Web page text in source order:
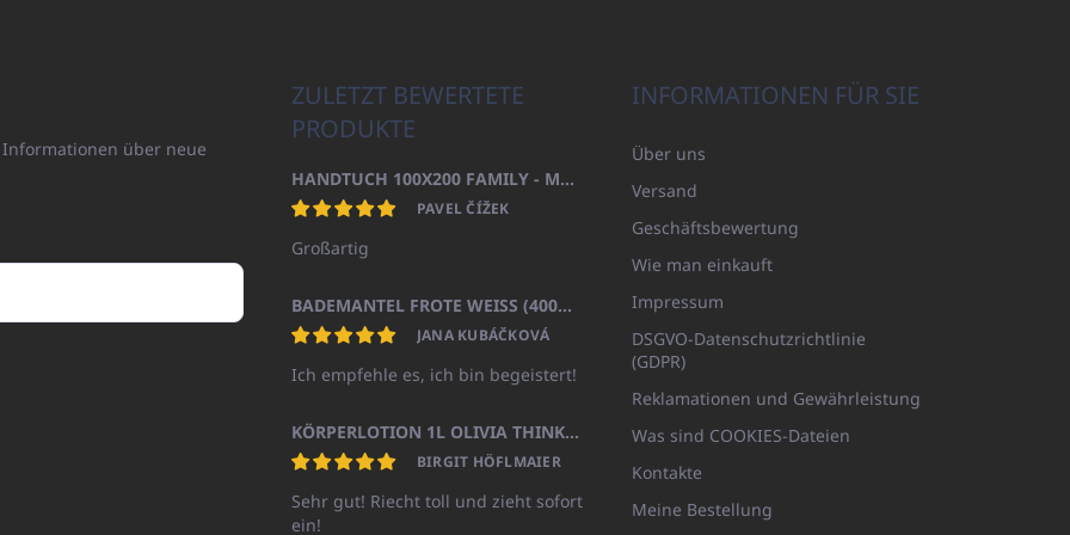
über neue
ZULETZT BEWERTETE
PRODUKTE
HANDTUCH 100X200 FAMILY - MARINEBLAU (480GR)
PAVEL ČÍŽEK
Großartig
BADEMANTEL FROTE WEISS (400GR)
JANA KUBÁČKOVÁ
Ich empfehle es, ich bin begeistert!
KÖRPERLOTION 1L OLIVIA THINKS (NACHFÜLLBARE VERPACKUNG)
BIRGIT HÖFLMAIER
Sehr gut! Riecht toll und zieht sofort
ein!
INFORMATIONEN FÜR SIE
Über uns
Versand
Geschäftsbewertung
Wie man einkauft
Impressum
DSGVO-Datenschutzrichtlinie
(GDPR)
Reklamationen und Gewährleistung
Was sind COOKIES-Dateien
Kontakte
Meine Bestellung